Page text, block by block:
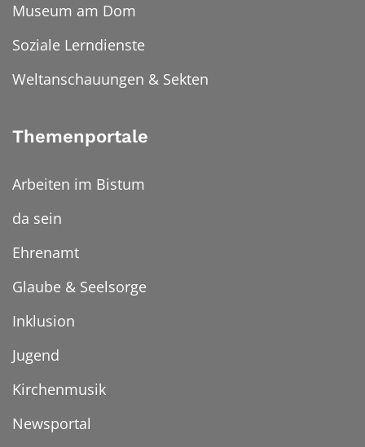
Museum am Dom
Soziale Lerndienste
Weltanschauungen & Sekten
Themenportale
Arbeiten im Bistum
da sein
Ehrenamt
Glaube & Seelsorge
Inklusion
Jugend
Kirchenmusik
Newsportal